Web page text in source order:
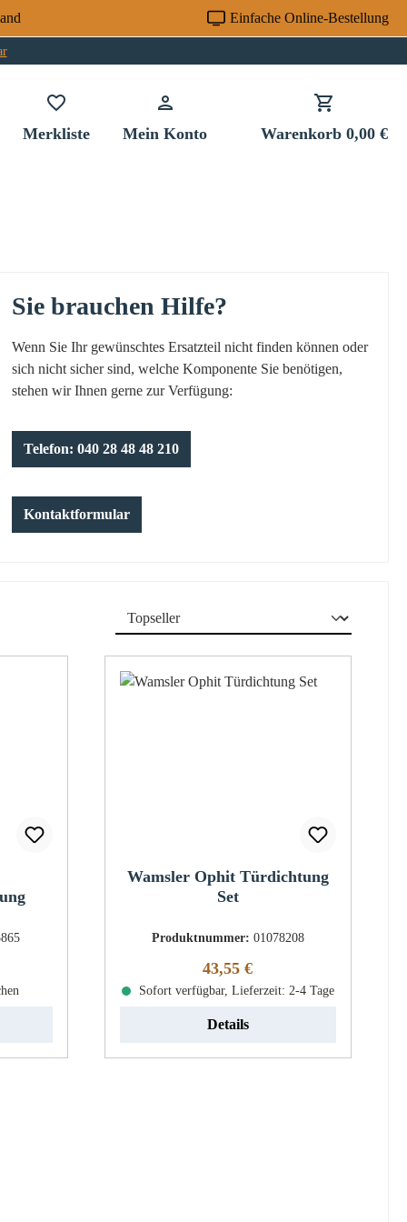
Einfache Online-Bestellung
MerklisteDu hast 0 Produkte auf dem Merkzettel
Mein Konto Warenkorb 0,00 €
Sie brauchen Hilfe?
Wenn Sie Ihr gewünschtes Ersatzteil nicht finden können oder
sich nicht sicher sind, welche Komponente Sie benötigen,
stehen wir Ihnen gerne zur Verfügung:
Telefon: 040 28 48 48 210
Kontaktformular
Wamsler Ophit Türdichtung
Set
Produktnummer: 01078208
Regulärer Preis:
43,55 €
Sofort verfügbar, Lieferzeit: 2-4 Tage
Details